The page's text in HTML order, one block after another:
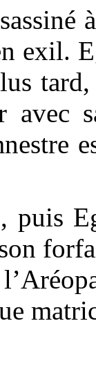
exil.
avec
puis